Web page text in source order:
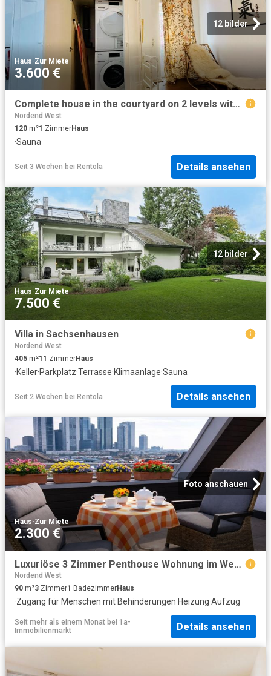
12 bilder
Haus·Zur Miete
3.600 €
Complete house in the courtyard on 2 levels with sauna, private terrace, 2 bedrooms, 2 bathrooms and car park in Frankfurt Westend, Frankfurt Amsterdam Apartments for Rent
Nordend West
120 m²1 ZimmerHaus
·Sauna
Seit 3 Wochen bei Rentola Details ansehen
12 bilder
Haus·Zur Miete
7.500 €
Villa in Sachsenhausen
Nordend West
405 m²11 ZimmerHaus
·Keller·Parkplatz·Terrasse·Klimaanlage·Sauna
Seit 2 Wochen bei Rentola Details ansehen
Foto anschauen
Haus·Zur Miete
2.300 €
Luxuriöse 3 Zimmer Penthouse Wohnung im Westend Frankfurt
Nordend West
90 m²3 Zimmer1 BadezimmerHaus
·Zugang für Menschen mit Behinderungen·Heizung·Aufzug
Seit mehr als einem Monat bei 1a-
Immobilienmarkt
Details ansehen